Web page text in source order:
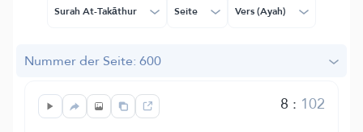
Surah At-Takāthur Seite Vers (Ayah)
Nummer der Seite: 600
8 : 102